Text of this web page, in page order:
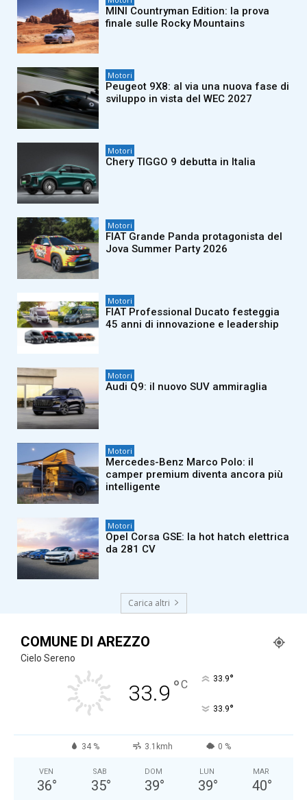
MINI Countryman Edition: la prova
finale sulle Rocky Mountains
Motori
Peugeot 9X8: al via una nuova fase di
sviluppo in vista del WEC 2027
Motori
Chery TIGGO 9 debutta in Italia
Motori
FIAT Grande Panda protagonista del
Jova Summer Party 2026
Motori
FIAT Professional Ducato festeggia
45 anni di innovazione e leadership
Motori
Audi Q9: il nuovo SUV ammiraglia
Motori
Mercedes-Benz Marco Polo: il
camper premium diventa ancora più
intelligente
Motori
Opel Corsa GSE: la hot hatch elettrica
da 281 CV
Carica altri
COMUNE DI AREZZO
Cielo Sereno
33.9 °C 33.9°
33.9°
34 % 3.1kmh 0 %
VEN
36°
SAB
35°
DOM
39°
LUN
39°
MAR
40°